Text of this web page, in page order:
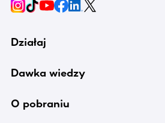
Działaj
Dawka wiedzy
O pobraniu